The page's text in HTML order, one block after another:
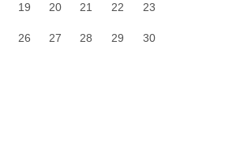
19 20 21 22 23
26 27 28 29 30